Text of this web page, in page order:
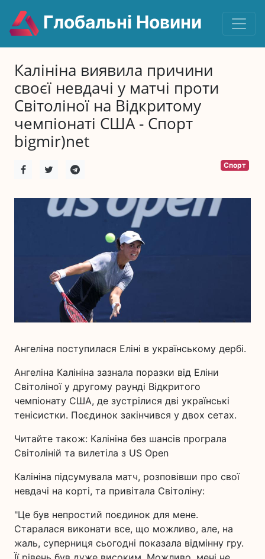
Глобальні Новини
Калініна виявила причини
своєї невдачі у матчі проти
Світоліної на Відкритому
чемпіонаті США - Спорт
bigmir)net
Спорт
Ангеліна поступилася Еліні в українському дербі.
Ангеліна Калініна зазнала поразки від Еліни
Світоліної у другому раунді Відкритого
чемпіонату США, де зустрілися дві українські
тенісистки. Поєдинок закінчився у двох сетах.
Читайте також: Калініна без шансів програла
Світоліній та вилетіла з US Open
Калініна підсумувала матч, розповівши про свої
невдачі на корті, та привітала Світоліну:
"Це був непростий поєдинок для мене.
Старалася виконати все, що можливо, але, на
жаль, суперниця сьогодні показала відмінну гру.